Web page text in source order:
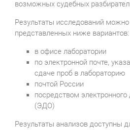
возможных судебных
Результаты исследований
представленных ниже вариантов:
в офисе лаборатории
по электронной почте,
сдаче проб в лабораторию
почтой России
посредством
(ЭДО)
Результаты анализов доступны